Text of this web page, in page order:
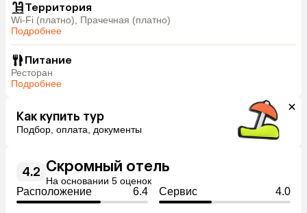
Территория
Wi-Fi (платно), Прачечная (платно)
Подробнее
Питание
Ресторан
Подробнее
Как купить тур
Подбор, оплата, документы
4.2 Скромный отель
На основании 5 оценок
Расположение 6.4 Сервис 4.0